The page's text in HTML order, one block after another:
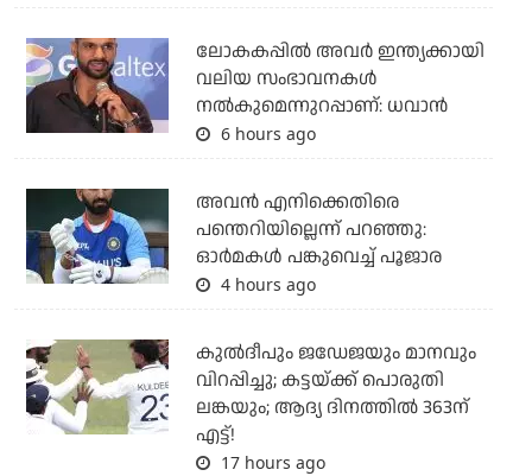
ലോകകപ്പിൽ അവര്‍ ഇന്ത്യക്കായി
വലിയ സംഭാവനകള്‍
നല്‍കുമെന്നുറപ്പാണ്: ധവാന്‍
6 hours ago
അവന്‍ എനിക്കെതിരെ
പന്തെറിയില്ലെന്ന് പറഞ്ഞു:
ഓര്‍മകള്‍ പങ്കുവെച്ച് പൂജാര
4 hours ago
കുല്‍ദീപും ജഡേജയും മാനവും
വിറപ്പിച്ചു; കട്ടയ്ക്ക് പൊരുതി
ലങ്കയും; ആദ്യ ദിനത്തില്‍ 363ന്
എട്ട്!
17 hours ago